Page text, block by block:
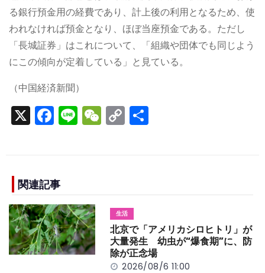
る銀行預金用の経費であり、計上後の利用となるため、使
われなければ預金となり、ほぼ当座預金である。ただし
「長城証券」はこれについて、「組織や団体でも同じよう
にこの傾向が定着している」と見ている。
（中国経済新聞）
X F
a
e
b
o
o
k
Li
n
W
e
C
o
n
k
関連記事
生活
北京で「アメリカシロヒトリ」が
大量発生 幼虫が“爆食期”に、防
除が正念場
2026/08/6 11:00